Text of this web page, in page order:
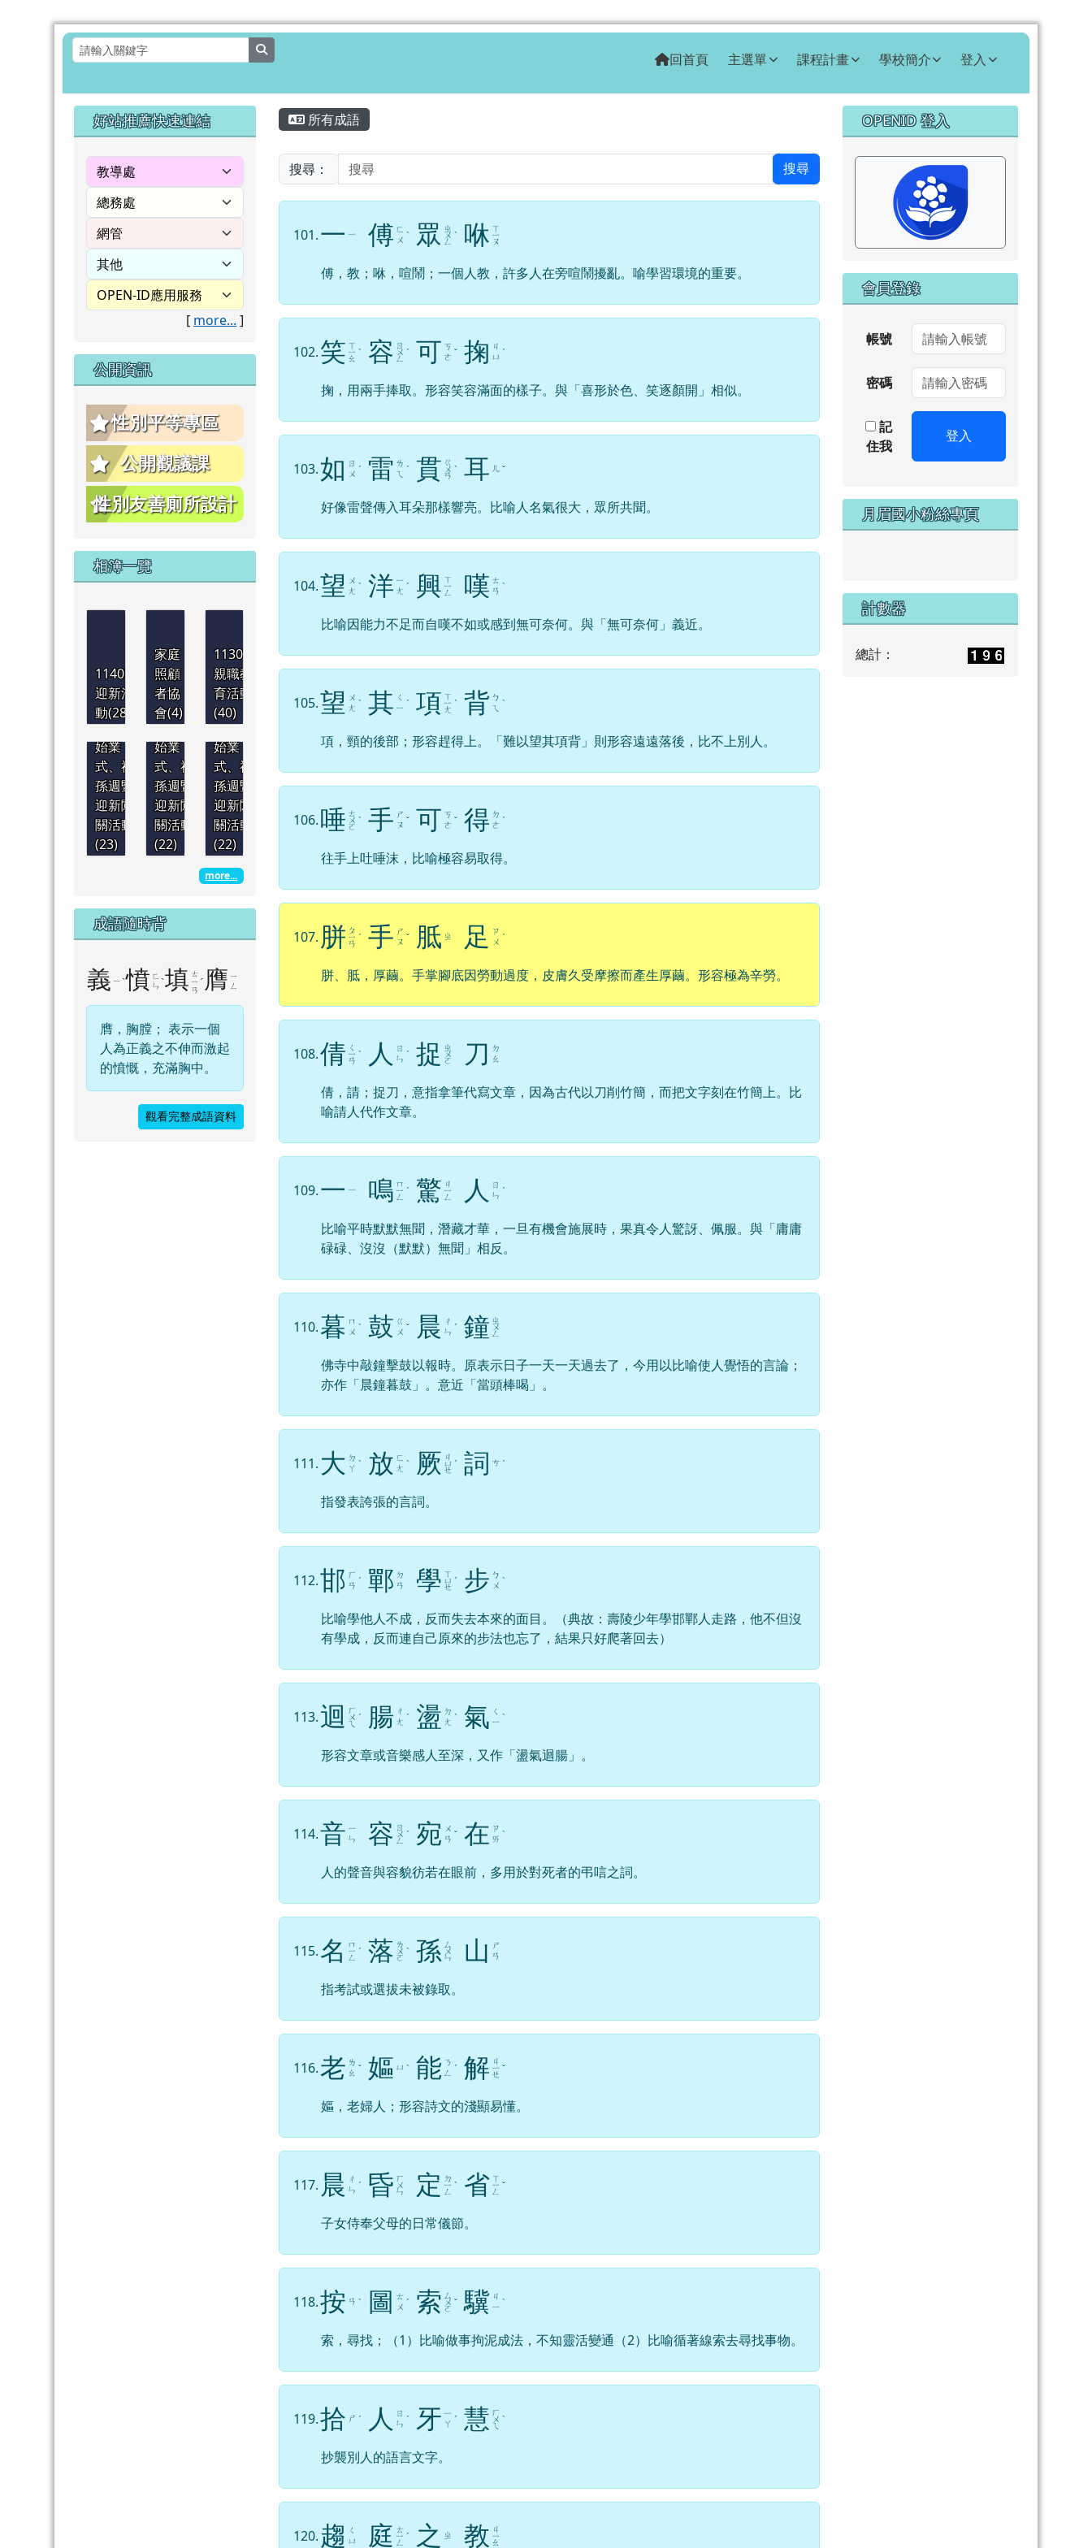
跳至主內容區
花蓮縣壽豐鄉月眉國民小學全球資訊網 回首頁 主選單 課程計畫 學校簡介 登入
左邊區域內容
好站推薦快速連結
[ more... ]
公開資訊
性別平等專區
公開觀議課
性別友善廁所設計
相簿一覽
1140901
迎新活
動(28)
家庭
照顧
者協
會(4)
1130921
親職教
育活動
(40)
1130830
始業
式、祖
孫週暨
迎新闖
關活動
(23)
1130830
始業
式、祖
孫週暨
迎新闖
關活動
(22)
1130830
始業
式、祖
孫週暨
迎新闖
關活動
(22)
more...
成語隨時背
義 ㄧ ˋ憤 ㄈ
ㄣ ˋ填 ㄊ
ㄧ
ㄢ
ˊ 膺 ㄧ
ㄥ
膺，胸膛； 表示一個
人為正義之不伸而激起
的憤慨，充滿胸中。
觀看完整成語資料
主內容區域
所有成語
搜尋： 搜尋
101.一 ㄧ 傅 ㄈ
ㄨ ˋ 眾 ㄓ
ㄨ
ㄥ
ˋ 咻 ㄒ
ㄧ
ㄡ
傅，教；咻，喧鬧；一個人教，許多人在旁喧鬧擾亂。喻學習環境的重要。
102.笑 ㄒ
ㄧ
ㄠ
ˋ 容 ㄖ
ㄨ
ㄥ
ˊ 可 ㄎ
ㄜ ˇ 掬 ㄐ
ㄩ ˊ
掬，用兩手捧取。形容笑容滿面的樣子。與「喜形於色、笑逐顏開」相似。
103.如 ㄖ
ㄨ ˊ 雷 ㄌ
ㄟ
ˊ 貫 ㄍ
ㄨ
ㄢ
ˋ 耳 ㄦ ˇ
好像雷聲傳入耳朵那樣響亮。比喻人名氣很大，眾所共聞。
104.望
ㄨ
ㄤ ˋ 洋 ㄧ
ㄤ ˊ 興 ㄒ
ㄧ
ㄥ 嘆 ㄊ
ㄢ ˋ
比喻因能力不足而自嘆不如或感到無可奈何。與「無可奈何」義近。
105.望
ㄨ
ㄤ ˋ 其 ㄑ
ㄧ ˊ 項 ㄒ
ㄧ
ㄤ
ˋ 背 ㄅ
ㄟ
ˋ
項，頸的後部；形容趕得上。「難以望其項背」則形容遠遠落後，比不上別人。
106.唾 ㄊ
ㄨ
ㄛ
ˋ 手 ㄕ
ㄡ ˇ 可 ㄎ
ㄜ ˇ 得 ㄉ
ㄜ ˊ
往手上吐唾沫，比喻極容易取得。
107. 胼 ㄆ
ㄧ
ㄢ
ˊ 手 ㄕ
ㄡ ˇ 胝 ㄓ 足
ㄗ
ㄨ ˊ
胼、胝，厚繭。手掌腳底因勞動過度，皮膚久受摩擦而產生厚繭。形容極為辛勞。
108.倩 ㄑ
ㄧ
ㄢ
ˋ 人
ㄖ
ㄣ ˊ 捉 ㄓ
ㄨ
ㄛ 刀
ㄉ
ㄠ
倩，請；捉刀，意指拿筆代寫文章，因為古代以刀削竹簡，而把文字刻在竹簡上。比
喻請人代作文章。
109.一 ㄧ 鳴 ㄇ
ㄧ
ㄥ
ˊ 驚 ㄐ
ㄧ
ㄥ 人
ㄖ
ㄣ ˊ
比喻平時默默無聞，潛藏才華，一旦有機會施展時，果真令人驚訝、佩服。與「庸庸
碌碌、沒沒（默默）無聞」相反。
110.暮 ㄇ
ㄨ ˋ 鼓 ㄍ
ㄨ ˇ 晨
ㄔ
ㄣ ˊ 鐘 ㄓ
ㄨ
ㄥ
佛寺中敲鐘擊鼓以報時。原表示日子一天一天過去了，今用以比喻使人覺悟的言論；
亦作「晨鐘暮鼓」。意近「當頭棒喝」。
111. 大 ㄉ
ㄚ ˋ 放 ㄈ
ㄤ ˋ 厥 ㄐ
ㄩ
ㄝ
ˊ 詞 ㄘ ˊ
指發表誇張的言詞。
112.邯 ㄏ
ㄢ ˊ 鄲 ㄉ
ㄢ
學 ㄒ
ㄩ
ㄝ
ˊ 步 ㄅ
ㄨ ˋ
比喻學他人不成，反而失去本來的面目。（典故：壽陵少年學邯鄲人走路，他不但沒
有學成，反而連自己原來的步法也忘了，結果只好爬著回去）
113.迴 ㄏ
ㄨ
ㄟ
ˊ 腸 ㄔ
ㄤ ˊ 盪 ㄉ
ㄤ ˋ 氣 ㄑ
ㄧ ˋ
形容文章或音樂感人至深，又作「盪氣迴腸」。
114.音 ㄧ
ㄣ
容 ㄖ
ㄨ
ㄥ
ˊ 宛 ㄨ
ㄢ ˇ 在 ㄗ
ㄞ ˋ
人的聲音與容貌彷若在眼前，多用於對死者的弔唁之詞。
115.名 ㄇ
ㄧ
ㄥ
ˊ 落 ㄌ
ㄨ
ㄛ
ˋ 孫 ㄙ
ㄨ
ㄣ 山
ㄕ
ㄢ
指考試或選拔未被錄取。
116.老 ㄌ
ㄠ ˇ 嫗 ㄩ ˋ 能 ㄋ
ㄥ
ˊ 解 ㄐ
ㄧ
ㄝ
ˇ
嫗，老婦人；形容詩文的淺顯易懂。
117. 晨
ㄔ
ㄣ ˊ 昏 ㄏ
ㄨ
ㄣ 定 ㄉ
ㄧ
ㄥ
ˋ 省 ㄒ
ㄧ
ㄥ
ˇ
子女侍奉父母的日常儀節。
118.按 ㄢ ˋ 圖
ㄊ
ㄨ ˊ 索 ㄙ
ㄨ
ㄛ
ˇ 驥 ㄐ
ㄧ ˋ
索，尋找；（1）比喻做事拘泥成法，不知靈活變通（2）比喻循著線索去尋找事物。
119.拾 ㄕ ˊ 人
ㄖ
ㄣ ˊ 牙 ㄧ
ㄚ ˊ 慧 ㄏ
ㄨ
ㄟ
ˋ
抄襲別人的語言文字。
120. 趨
ㄑ
ㄩ
庭 ㄊ
ㄧ
ㄥ
ˊ 之 ㄓ 教 ㄐ
ㄧ
ㄠ
右邊區域內容
OPENID 登入
會員登錄
帳號
密碼
記
住我
登入
月眉國小粉絲專頁
計數器
總計：
頁尾區域